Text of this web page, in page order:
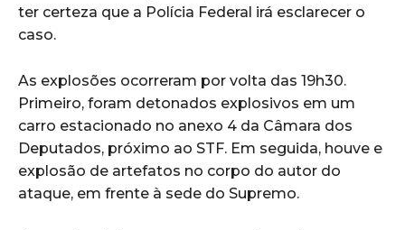
ter certeza que a Polícia Federal irá esclarecer o
caso.
As explosões ocorreram por volta das 19h30.
Primeiro, foram detonados explosivos em um
carro estacionado no anexo 4 da Câmara dos
Deputados, próximo ao STF. Em seguida, houve e
explosão de artefatos no corpo do autor do
ataque, em frente à sede do Supremo.